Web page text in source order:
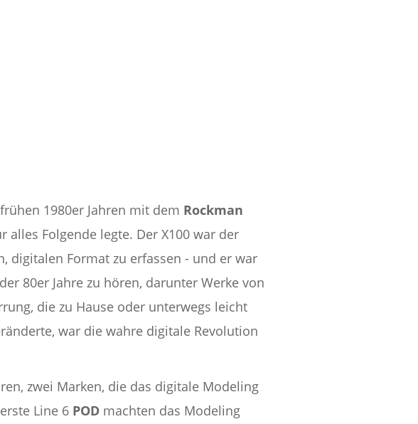
1980er Jahren mit dem Rockman
Folgende legte. Der X100 war der
digitalen Format zu erfassen - und er war
80er Jahre zu hören, darunter Werke von
die zu Hause oder unterwegs leicht
war die wahre digitale Revolution
zwei Marken, die das digitale Modeling
Line 6 POD machten das Modeling